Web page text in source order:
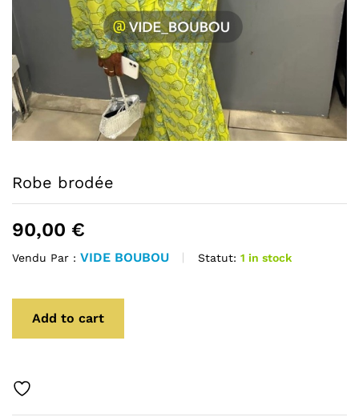
Robe brodée
90,00 €
Vendu Par : VIDE BOUBOU Statut: 1 in stock
Add to cart